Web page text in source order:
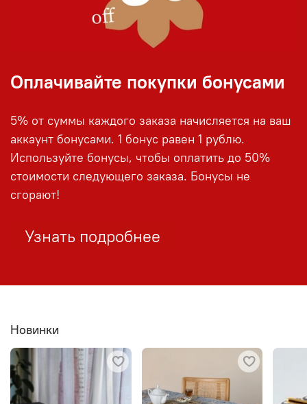
Оплачивайте покупки бонусами
5% от суммы каждого заказа начисляется на ваш
аккаунт бонусами. 1 бонус равен 1 рублю.
Используйте бонусы, чтобы оплатить до 50%
стоимости следующего заказа. Бонусы не
сгорают!
Узнать подробнее
Новинки